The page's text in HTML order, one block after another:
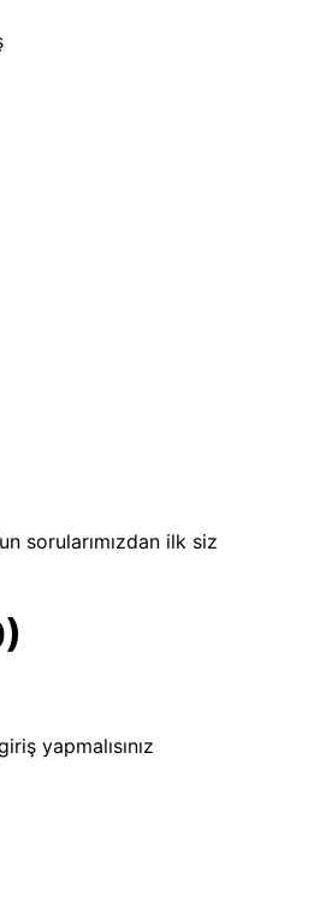
sorularımızdan ilk siz
yapmalısınız